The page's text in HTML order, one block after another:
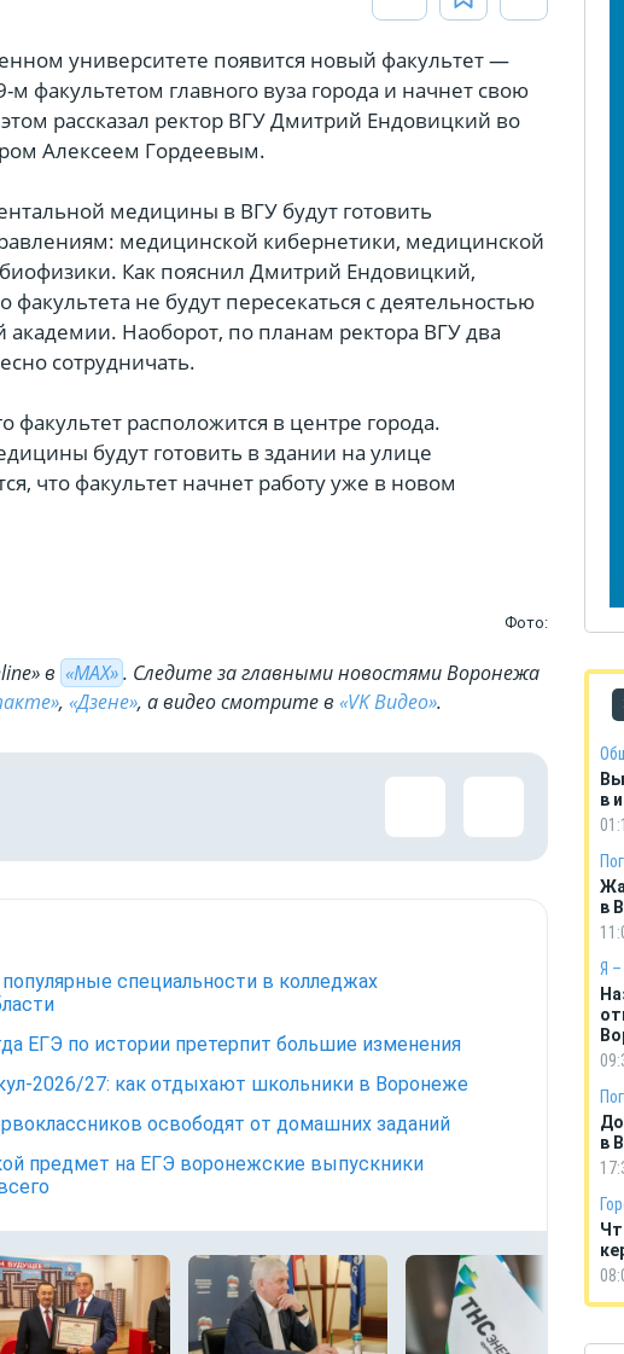
университете появится новый факультет —
факультетом главного вуза города и начнет свою
рассказал ректор ВГУ Дмитрий Ендовицкий во
Алексеем Гордеевым.
медицины в ВГУ будут готовить
медицинской кибернетики, медицинской
Как пояснил Дмитрий Ендовицкий,
не будут пересекаться с деятельностью
Наоборот, по планам ректора ВГУ два
сотрудничать.
факультет расположится в центре города.
будут готовить в здании на улице
что факультет начнет работу уже в новом
Фото:
в «МАХ». Cледите за главными новостями Воронежа
, «Дзене», а видео смотрите в «VK Видео».
специальности в колледжах
ЕГЭ по истории претерпит большие изменения
2026/27: как отдыхают школьники в Воронеже
освободят от домашних заданий
предмет на ЕГЭ воронежские выпускники
в
в
Я –
в